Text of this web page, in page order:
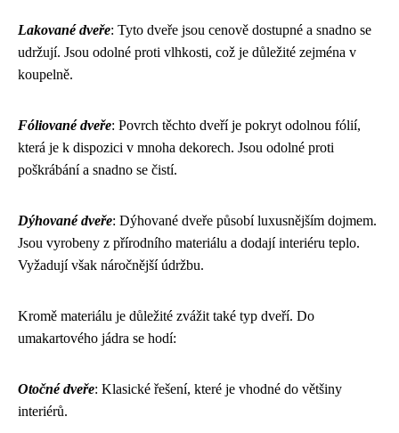
Lakované dveře: Tyto dveře jsou cenově dostupné a snadno se
udržují. Jsou odolné proti vlhkosti, což je důležité zejména v
koupelně.
Fóliované dveře: Povrch těchto dveří je pokryt odolnou fólií,
která je k dispozici v mnoha dekorech. Jsou odolné proti
poškrábání a snadno se čistí.
Dýhované dveře: Dýhované dveře působí luxusnějším dojmem.
Jsou vyrobeny z přírodního materiálu a dodají interiéru teplo.
Vyžadují však náročnější údržbu.
Kromě materiálu je důležité zvážit také typ dveří. Do
umakartového jádra se hodí:
Otočné dveře: Klasické řešení, které je vhodné do většiny
interiérů.